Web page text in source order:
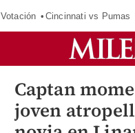
Votación Cincinnati vs Pumas
Captan
joven